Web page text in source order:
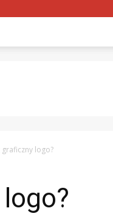
logo?